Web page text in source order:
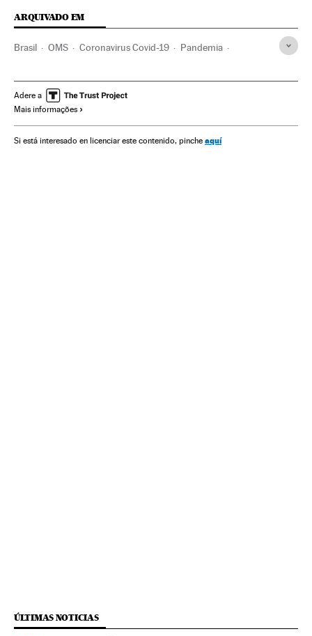
ARQUIVADO EM
Brasil OMS Coronavirus Covid-19 Pandemia
Ministério Saúde Previdência privada
Adere a
Mais informações
Si está interesado en licenciar este contenido, pinche aquí
ÚLTIMAS NOTICIAS